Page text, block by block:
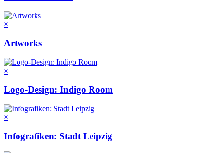
×
Artworks
×
Logo-Design: Indigo Room
×
Infografiken: Stadt Leipzig